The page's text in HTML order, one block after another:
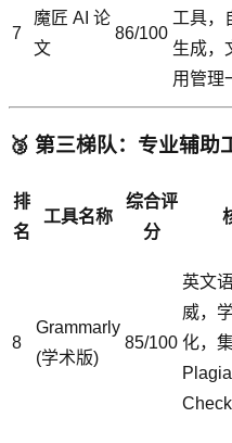
7
魔匠 AI 论
文
86/100
工具，
生成，
用管理
🥉 第三梯队：专业辅
排
名
工具名称
综合评
分
8
Grammarly
(学术版)
85/100
英文
威，
化，